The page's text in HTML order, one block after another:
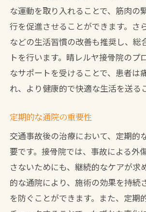
な運動を取り入れることで、筋肉の
行を促進させることができます。さ
などの生活習慣の改善も推奨し、総
トを行います。晴レルヤ接骨院のプ
なサポートを受けることで、患者は
れ、より健康的で快適な生活を送る
定期的な通院の重要性
交通事故後の治療において、定期的
要です。接骨院では、事故による外
さないためにも、継続的なケアが求
的な通院により、施術の効果を持続
を防ぐことができます。また、定期